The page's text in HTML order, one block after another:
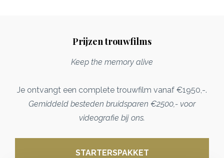
Prijzen trouwfilms
Keep the memory alive
Je ontvangt een complete trouwfilm vanaf €1950,-.
Gemiddeld besteden bruidsparen €2500,- voor
videografie bij ons.
STARTERSPAKKET